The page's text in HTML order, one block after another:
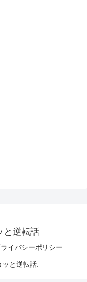
と逆転話
ライバシーポリシー
と逆転話.